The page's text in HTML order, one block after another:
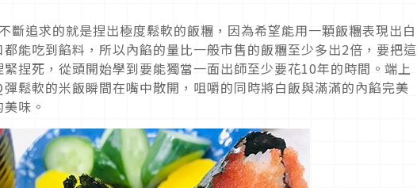
斷追求的就是捏出極度鬆軟的飯糰，因為希望能用一顆飯糰表現出白
能吃到餡料，所以內餡的量比一般市售的飯糰至少多出2倍，要把這
捏死，從頭開始學到要能獨當一面出師至少要花10年的時間。端上
鬆軟的米飯瞬間在嘴中散開，咀嚼的同時將白飯與滿滿的內餡完美
味。